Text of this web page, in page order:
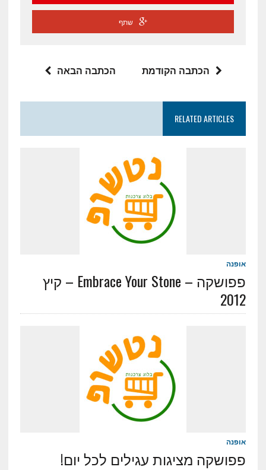
שתף
הכתבה הקודמת הכתבה הבאה
RELATED ARTICLES
אופנה
פפושקה – Embrace Your Stone – קיץ
2012
אופנה
פפושקה מציגות עגילים לכל יום!